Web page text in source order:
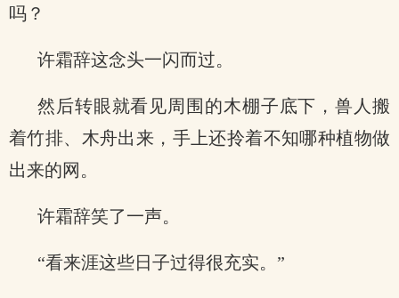
吗？
许霜辞这念头一闪而过。
然后转眼就看见周围的木棚子底下，兽人搬
着竹排、木舟出来，手上还拎着不知哪种植物做
出来的网。
许霜辞笑了一声。
“看来涯这些日子过得很充实。”